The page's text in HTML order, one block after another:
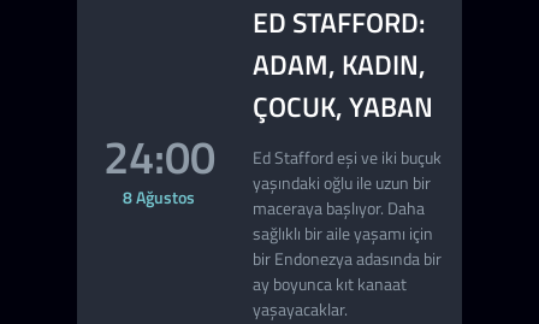
24:00
8 Ağustos
ED STAFFORD:
ADAM, KADIN,
ÇOCUK, YABAN
Ed Stafford eşi ve iki buçuk
yaşındaki oğlu ile uzun bir
maceraya başlıyor. Daha
sağlıklı bir aile yaşamı için
bir Endonezya adasında bir
ay boyunca kıt kanaat
yaşayacaklar.